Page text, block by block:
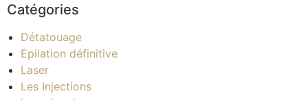
Catégories
Détatouage
Epilation définitive
Laser
Les Injections